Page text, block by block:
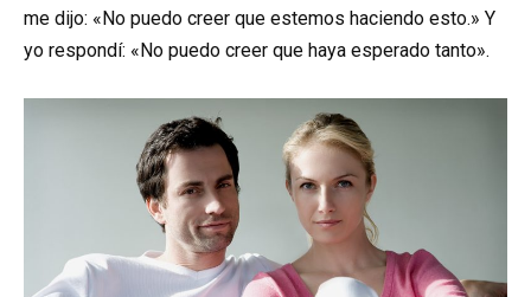
me dijo: «No puedo creer que estemos haciendo esto.» Y
yo respondí: «No puedo creer que haya esperado tanto».